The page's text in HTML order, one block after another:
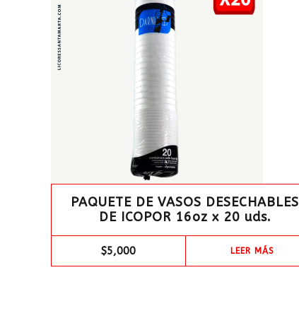
PAQUETE DE VASOS DESECHABLES
DE ICOPOR 16oz x 20 uds.
$5,000 LEER MÁS